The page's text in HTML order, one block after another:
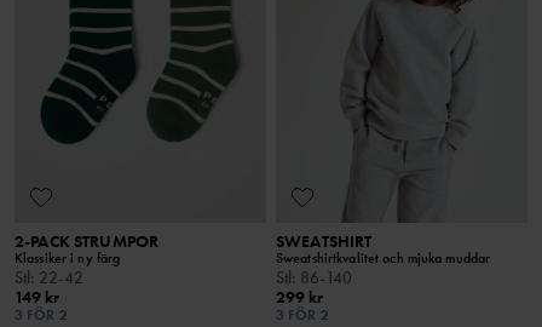
2-PACK STRUMPOR
Klassiker i ny färg
Stl: 22-42
149 kr
3 FÖR 2
SWEATSHIRT
Sweatshirtkvalitet och mjuka muddar
Stl: 86-140
299 kr
3 FÖR 2